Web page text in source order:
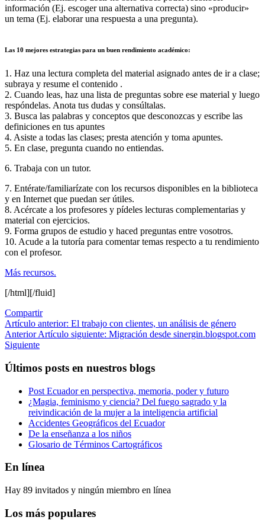
información (Ej. escoger una alternativa correcta) sino «producir»
un tema (Ej. elaborar una respuesta a una pregunta).
Las 10 mejores estrategias para un buen rendimiento académico:
1. Haz una lectura completa del material asignado antes de ir a clase;
subraya y resume el contenido .
2. Cuando leas, haz una lista de preguntas sobre ese material y luego
respóndelas. Anota tus dudas y consúltalas.
3. Busca las palabras y conceptos que desconozcas y escribe las
definiciones en tus apuntes
4. Asiste a todas las clases; presta atención y toma apuntes.
5. En clase, pregunta cuando no entiendas.
6. Trabaja con un tutor.
7. Entérate/familiarízate con los recursos disponibles en la biblioteca
y en Internet que puedan ser útiles.
8. Acércate a los profesores y pídeles lecturas complementarias y
material con ejercicios.
9. Forma grupos de estudio y haced preguntas entre vosotros.
10. Acude a la tutoría para comentar temas respecto a tu rendimiento
con el profesor.
Más recursos.
[/html][/fluid]
Compartir
Artículo anterior: El trabajo con clientes, un análisis de género
Anterior Artículo siguiente: Migración desde sinergin.blogspot.com
Siguiente
Últimos posts en nuestros blogs
Post Ecuador en perspectiva, memoria, poder y futuro
¿Magia, feminismo y ciencia? Del fuego sagrado y la
reivindicación de la mujer a la inteligencia artificial
Accidentes Geográficos del Ecuador
De la enseñanza a los niños
Glosario de Términos Cartográficos
En línea
Hay 89 invitados y ningún miembro en línea
Los más populares